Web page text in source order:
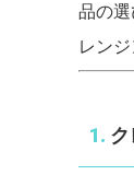
品の
レン
1.